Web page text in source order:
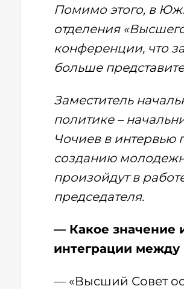
Помимо этого, в
отделения
конференции, что
больше
Заместитель
политике –
Чочиев в интервью
созданию
произойдут в
председателя.
— Какое значение
интеграции
— «Высший Совет